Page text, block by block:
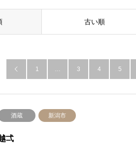
古い順
 1 … 3 4 5
酒蔵 新潟市
弌